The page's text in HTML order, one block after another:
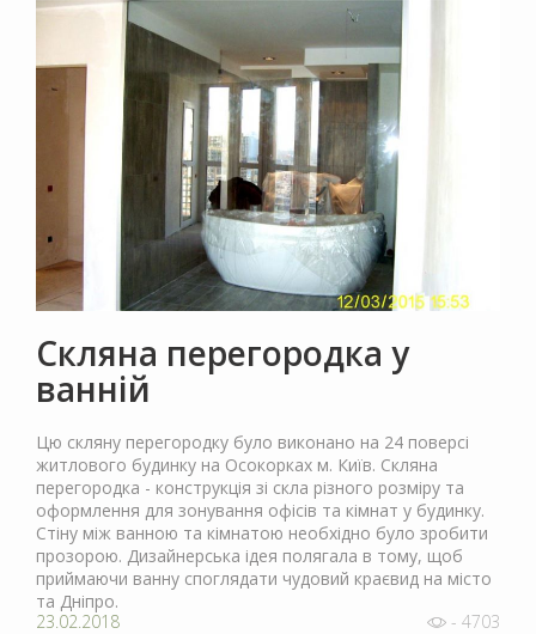
Скляна перегородка у
ванній
Цю скляну перегородку було виконано на 24 поверсі
житлового будинку на Осокорках м. Київ. Скляна
перегородка - конструкція зі скла різного розміру та
оформлення для зонування офісів та кімнат у будинку.
Стіну між ванною та кімнатою необхідно було зробити
прозорою. Дизайнерська ідея полягала в тому, щоб
приймаючи ванну споглядати чудовий краєвид на місто
та Дніпро.
23.02.2018
- 4703